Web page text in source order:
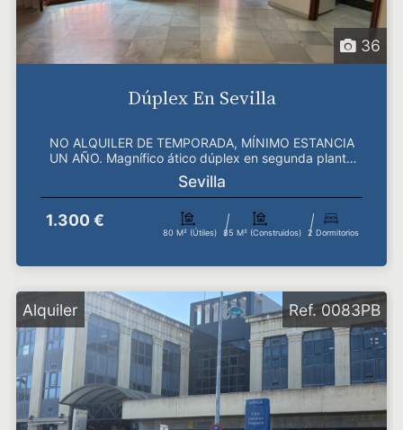
36
Dúplex En Sevilla
NO ALQUILER DE TEMPORADA, MÍNIMO ESTANCIA
UN AÑO. Magnífico ático dúplex en segunda planta
sin ascensor,...
Sevilla
1.300 €
80 M² (útiles) 85 M² (construidos) 2 Dormitorios
Alquiler Ref. 0083PB